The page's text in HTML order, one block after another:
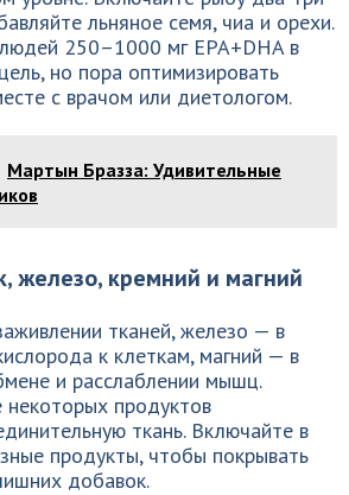
льняное семя, чиа и орехи.
250–1000 мг EPA+DHA в
но пора оптимизировать
с врачом или диетологом.
Мартын Бразза: Удивительные
железо, кремний и магний
тканей, железо — в
к клеткам, магний — в
и расслаблении мышц.
некоторых продуктов
ткань. Включайте в
продукты, чтобы покрывать
добавок.